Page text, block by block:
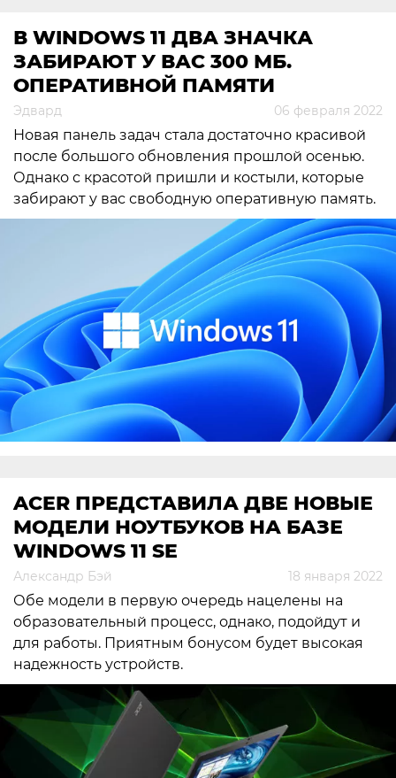
В WINDOWS 11 ДВА ЗНАЧКА
ЗАБИРАЮТ У ВАС 300 МБ.
ОПЕРАТИВНОЙ ПАМЯТИ
Эдвард 06 февраля 2022
Новая панель задач стала достаточно красивой
после большого обновления прошлой осенью.
Однако с красотой пришли и костыли, которые
забирают у вас свободную оперативную память.
ACER ПРЕДСТАВИЛА ДВЕ НОВЫЕ
МОДЕЛИ НОУТБУКОВ НА БАЗЕ
WINDOWS 11 SE
Александр Бэй 18 января 2022
Обе модели в первую очередь нацелены на
образовательный процесс, однако, подойдут и
для работы. Приятным бонусом будет высокая
надежность устройств.